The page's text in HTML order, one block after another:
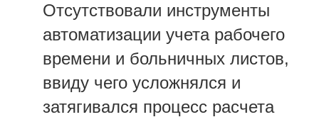
Отсутствовали инструменты
автоматизации учета рабочего
времени и больничных листов,
ввиду чего усложнялся и
затягивался процесс расчета